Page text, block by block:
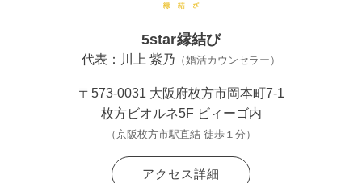
5star縁結び
代表：川上 紫乃 （婚活カウンセラー）
〒573-0031 大阪府枚方市岡本町7-1
枚方ビオルネ5F ビィーゴ内
（京阪枚方市駅直結 徒歩１分）
アクセス詳細